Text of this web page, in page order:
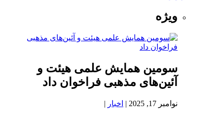
ویژه
سومین همایش علمی هیئت و
آئین‌های مذهبی فراخوان داد
نوامبر 17, 2025 | اخبار |